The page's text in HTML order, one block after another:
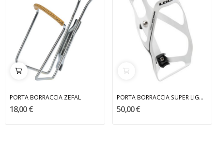
PORTA BORRACCIA ZEFAL
18,00 €
PORTA BORRACCIA SUPER LIGHT LOOK
50,00 €